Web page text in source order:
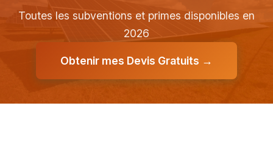
Toutes les subventions et primes disponibles en
2026
Obtenir mes Devis Gratuits →